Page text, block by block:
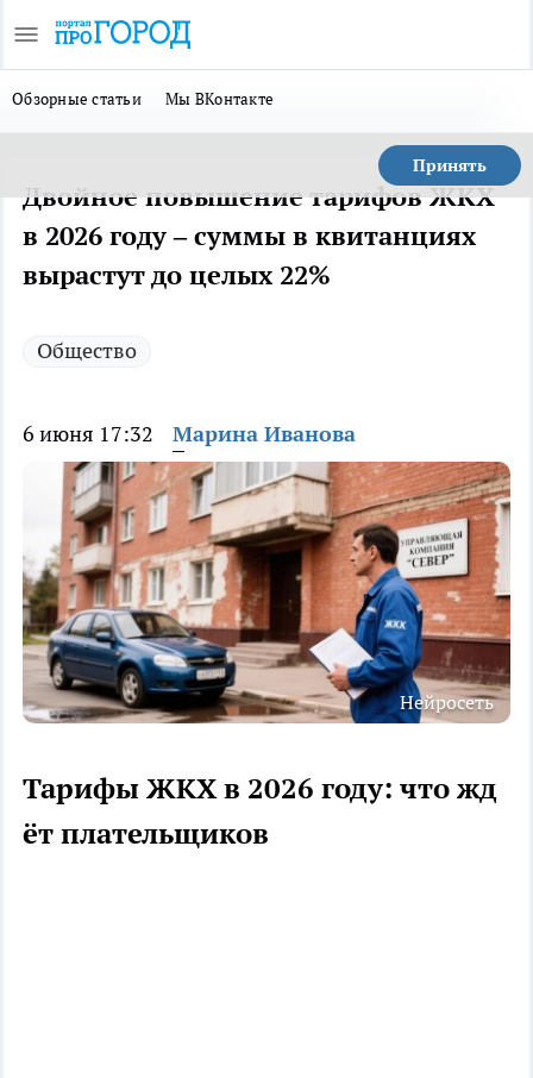
Обзорные статьи Мы ВКонтакте
Принять
Двойное повышение тарифов ЖКХ
в 2026 году – суммы в квитанциях
вырастут до целых 22%
Общество
6 июня 17:32 Марина Иванова
Нейросеть
Тарифы ЖКХ в 2026 году: что жд
ёт плательщиков